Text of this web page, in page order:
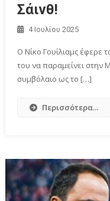
Σάινθ!
4 Ιουλίου 2025
Ο Νίκο Γουίλιαμς
του να παραμείνει
συμβόλαιο ως το […]
Περισσότερα...